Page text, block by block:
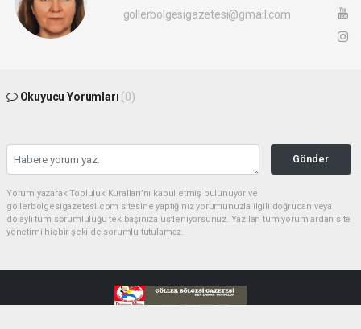
gollerbolgesigazetesi@gmail.com
Okuyucu Yorumları (0)
Gönder
Yorum yazarak Topluluk Kuralları’nı kabul etmiş bulunuyor ve
gollerbolgesigazetesi.com sitesine yaptığınız yorumunuzla ilgili doğrudan veya
dolaylı tüm sorumluluğu tek başınıza üstleniyorsunuz. Yazılan tüm yorumlardan site
yönetimi hiçbir şekilde sorumlu tutulamaz.